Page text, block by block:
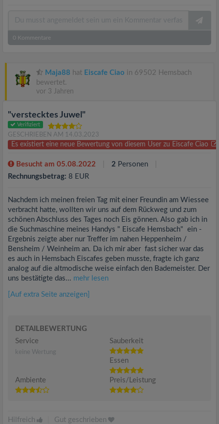
0 Kommentare
Maja88 hat Eiscafe Ciao in 69502 Hemsbach
bewertet.
vor 3 Jahren
"verstecktes Juwel"
Verifiziert
GESCHRIEBEN AM 14.03.2023
Es existiert eine neue Bewertung von diesem User zu Eiscafe Ciao
Besucht am 05.08.2022 2 Personen
Rechnungsbetrag: 8 EUR
Nachdem ich meinen freien Tag mit einer Freundin am Wiessee
verbracht hatte, wollten wir uns auf dem Rückweg und zum
schönen Abschluss des Tages noch Eis gönnen. Also gab ich in
die Suchmaschine meines Handys " Eiscafe Hemsbach" ein -
Ergebnis zeigte aber nur Treffer im nahen Heppenheim /
Bensheim / Weinheim an. Da ich mir aber fast sicher war das
es auch in Hemsbach Eiscafes geben musste, fragte ich ganz
analog auf die altmodische weise einfach den Bademeister. Der
uns bestätigte das... mehr lesen
[Auf extra Seite anzeigen]
DETAILBEWERTUNG
Service
keine Wertung
Sauberkeit
Essen
Ambiente Preis/Leistung
Hilfreich Gut geschrieben